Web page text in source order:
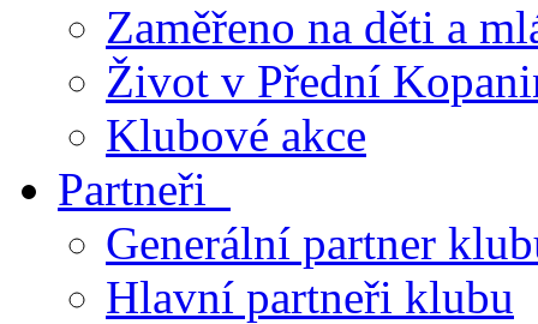
Zaměřeno na děti a
Život v Přední
Klubové akce
Partneři
Generální partner
Hlavní partneři klubu